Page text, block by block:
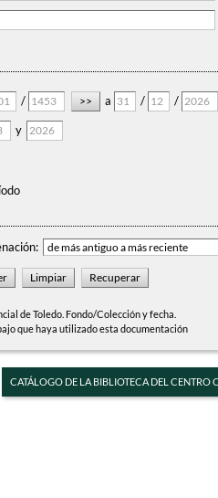
/ a /
/
y
de Toledo. Fondo/Colección y fecha.
que haya utilizado esta documentación
CATÁLOGO DE LA BIBLIOTECA DEL CENTRO